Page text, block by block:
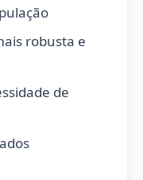
robusta e
de